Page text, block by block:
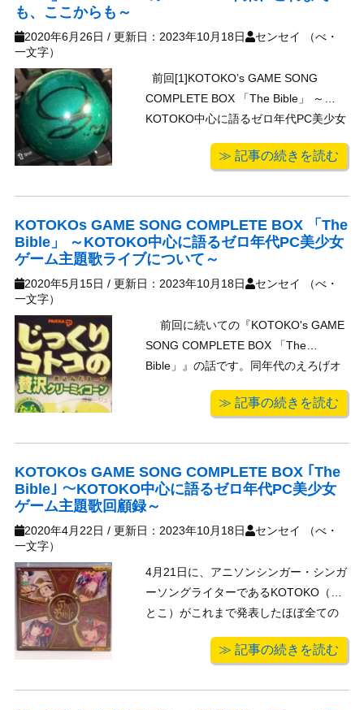
も、ここからも～
2020年6月26日 / 更新日： 2023年10月18日
センセイ （べ・
一文字）
前回[1]KOTOKO’s GAME SONG
COMPLETE BOX 「The Bible」 ～
KOTOKO中心に語るゼロ年代PC美少女
2006年末開催の一区切り、横アリライ
当に想い出がドバドバ溢れてくる ...
≫ 記事の続きを読む
KOTOKOs GAME SONG COMPLETE BOX 「The
Bible」 ～KOTOKO中心に語るゼロ年代PC美少女
ゲーム主題歌ライブについて～
2020年5月15日 / 更新日： 2023年10月18日
センセイ （べ・
一文字）
前回に続いての『KOTOKO's GAME
SONG COMPLETE BOX 「The
Bible」』の話です。同年代のえろげオ
てお手柔らかにお願いします）。 2004
り1stアルバム『羽 -ha ...
≫ 記事の続きを読む
KOTOKOs GAME SONG COMPLETE BOX ｢The
Bible｣ ～KOTOKO中心に語るゼロ年代PC美少女
ゲーム主題歌回顧録～
2020年4月22日 / 更新日： 2023年10月18日
センセイ （べ・
一文字）
4月21日に、アニソンシンガー・シンガ
ーソングライターであるKOTOKO（こ
とこ）がこれまで発表したほぼ全ての
コンプリートBOX、『KOTOKO’s
Bible」』を発売しました。 CD全1 ...
≫ 記事の続きを読む